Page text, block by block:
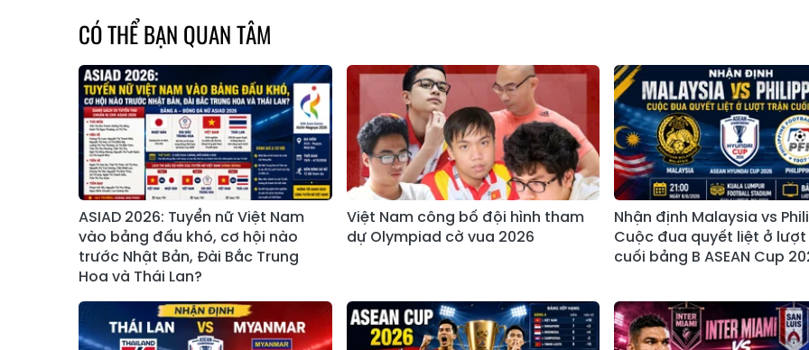
CÓ THỂ BẠN QUAN TÂM
ASIAD 2026: Tuyển nữ Việt Nam
vào bảng đấu khó, cơ hội nào
trước Nhật Bản, Đài Bắc Trung
Hoa và Thái Lan?
Việt Nam công bố đội hình tham
dự Olympiad cờ vua 2026
Nhận định Malaysia vs
Cuộc đua quyết liệt ở
cuối bảng B ASEAN Cup